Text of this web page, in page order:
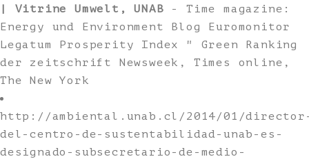
| Vitrine Umwelt, UNAB - Time magazine:
Energy und Environment Blog Euromonitor
Legatum Prosperity Index " Green Ranking
der zeitschrift Newsweek, Times online,
The New York
http://ambiental.unab.cl/2014/01/
del-centro-de-sustentabilidad-unab-es-
designado-subsecretario-de-medio-